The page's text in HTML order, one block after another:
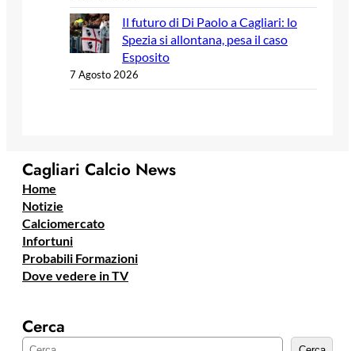
Il futuro di Di Paolo a Cagliari: lo
Spezia si allontana, pesa il caso
Esposito
7 Agosto 2026
Cagliari Calcio News
Home
Notizie
Calciomercato
Infortuni
Probabili Formazioni
Dove vedere in TV
Cerca